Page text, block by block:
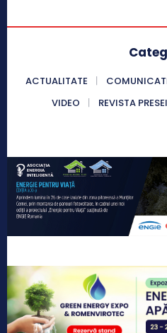
ACTUALITATE
VIDEO
REVISTA PRESEI